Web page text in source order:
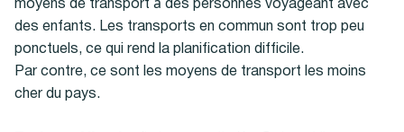
moyens de transport à des personnes voyageant avec
des enfants. Les transports en commun sont trop peu
ponctuels, ce qui rend la planification difficile.
Par contre, ce sont les moyens de transport les moins
cher du pays.